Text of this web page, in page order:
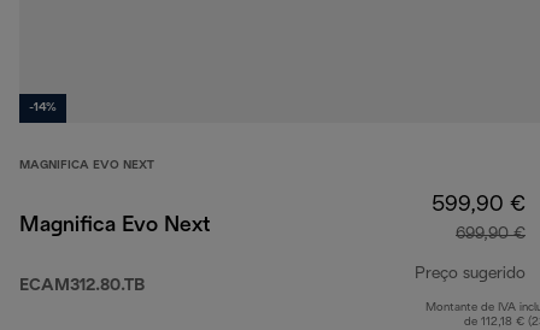
-14%
MAGNIFICA EVO NEXT
Magnifica Evo Next
ECAM312.80.TB
599,90 €
699,90 €
Preço sugerido
Montante de IVA
de 112,18 €